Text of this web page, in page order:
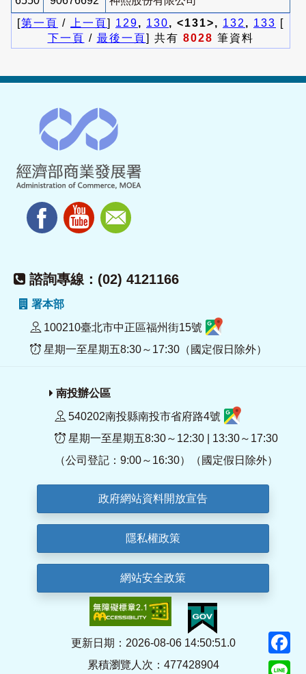
[第一頁 / 上一頁] 129, 130, <131>, 132 , 133 [
下一頁 / 最後一頁] 共有 8028 筆資料
諮詢專線：(02) 4121166
署本部
100210臺北市中正區福州街15號
星期一至星期五8:30～17:30（國定假日除外）
南投辦公區
540202南投縣南投市省府路4號
星期一至星期五8:30～12:30 | 13:30～17:30
（公司登記：9:00～16:30）（國定假日除外）
政府網站資料開放宣告
隱私權政策
網站安全政策
更新日期：2026-08-06 14:50:51.0
累積瀏覽人次：477428904